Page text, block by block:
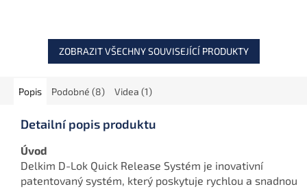
odolností...
ZOBRAZIT VŠECHNY SOUVISEJÍCÍ PRODUKTY
Popis Podobné (8) Videa (1)
Detailní popis produktu
Úvod
Delkim D-Lok Quick Release Systém je inovativní
patentovaný systém, který poskytuje rychlou a snadnou